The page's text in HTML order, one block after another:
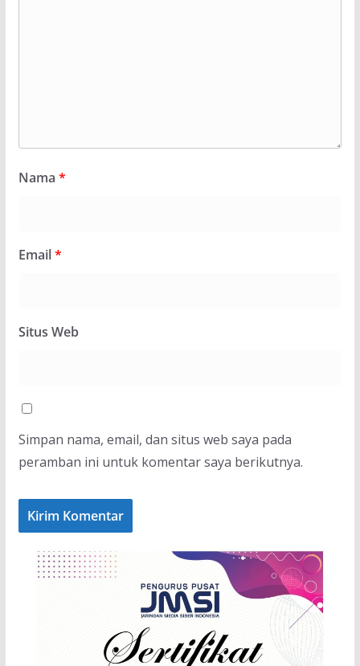
Nama *
Email*
Situs Web
Simpan nama, email, dan situs web saya pada
peramban ini untuk komentar saya berikutnya.